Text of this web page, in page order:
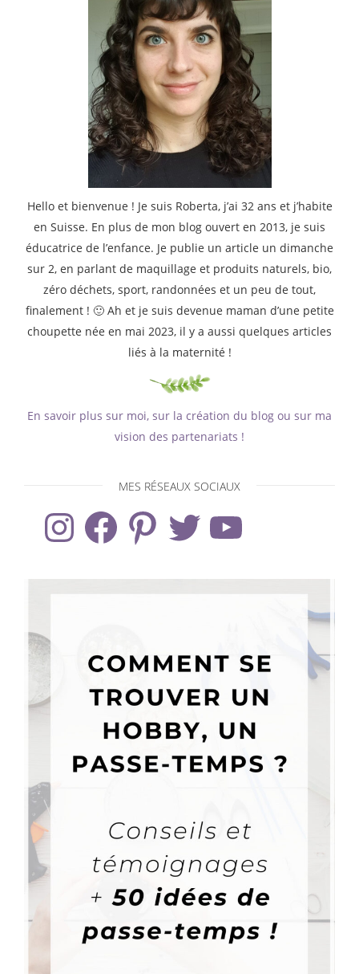
Hello et bienvenue ! Je suis Roberta, j’ai 32 ans et j’habite
en Suisse. En plus de mon blog ouvert en 2013, je suis
éducatrice de l’enfance. Je publie un article un dimanche
sur 2, en parlant de maquillage et produits naturels, bio,
zéro déchets, sport, randonnées et un peu de tout,
finalement ! 🙂 Ah et je suis devenue maman d’une petite
choupette née en mai 2023, il y a aussi quelques articles
liés à la maternité !
En savoir plus sur moi, sur la création du blog ou sur ma
vision des partenariats !
MES RÉSEAUX SOCIAUX
InstagramFacebook Pinterest Twitter